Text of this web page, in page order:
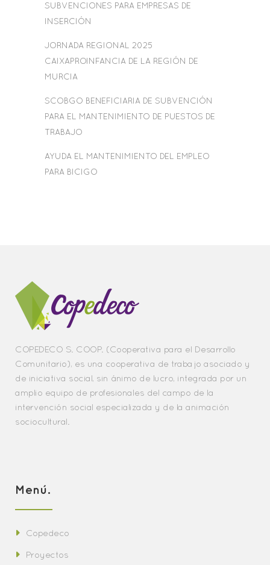
SUBVENCIONES PARA EMPRESAS DE
INSERCIÓN
JORNADA REGIONAL 2025
CAIXAPROINFANCIA DE LA REGIÓN DE
MURCIA
SCOBGO BENEFICIARIA DE SUBVENCIÓN
PARA EL MANTENIMIENTO DE PUESTOS DE
TRABAJO
AYUDA EL MANTENIMIENTO DEL EMPLEO
PARA BICIGO
COPEDECO S. COOP. (Cooperativa para el Desarrollo
Comunitario), es una cooperativa de trabajo asociado y
de iniciativa social, sin ánimo de lucro, integrada por un
amplio equipo de profesionales del campo de la
intervención social especializada y de la animación
sociocultural.
Menú.
Copedeco
Proyectos